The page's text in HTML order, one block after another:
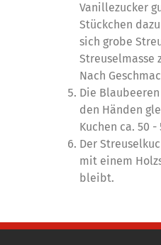
Vanillezucker
Stückchen
sich grobe
Streuselmasse
Nach
Die
den Händen
Kuchen ca. 50
Der
mit einem
bleibt.